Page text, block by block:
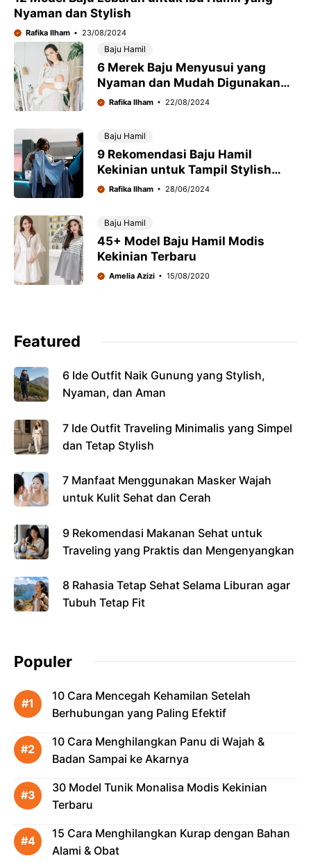
Nyaman dan Stylish
Rafika Ilham 23/08/2024
Baju Hamil
6 Merek Baju Menyusui yang
Nyaman dan Mudah Digunakan
untuk Ibu Baru Melahirkan
Rafika Ilham 22/08/2024
Baju Hamil
9 Rekomendasi Baju Hamil
Kekinian untuk Tampil Stylish
Setiap Hari
Rafika Ilham 28/06/2024
Baju Hamil
45+ Model Baju Hamil Modis
Kekinian Terbaru
Amelia Azizi 15/08/2020
Featured
6 Ide Outfit Naik Gunung yang Stylish,
Nyaman, dan Aman
7 Ide Outfit Traveling Minimalis yang Simpel
dan Tetap Stylish
7 Manfaat Menggunakan Masker Wajah
untuk Kulit Sehat dan Cerah
9 Rekomendasi Makanan Sehat untuk
Traveling yang Praktis dan Mengenyangkan
8 Rahasia Tetap Sehat Selama Liburan agar
Tubuh Tetap Fit
Populer
10 Cara Mencegah Kehamilan Setelah
Berhubungan yang Paling Efektif
10 Cara Menghilangkan Panu di Wajah &
Badan Sampai ke Akarnya
30 Model Tunik Monalisa Modis Kekinian
Terbaru
15 Cara Menghilangkan Kurap dengan Bahan
Alami & Obat